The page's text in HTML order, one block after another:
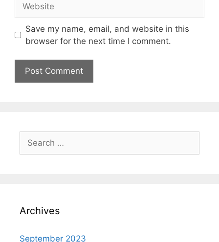
Save my name, email, and website in this
browser for the next time I comment.
Archives
September 2023